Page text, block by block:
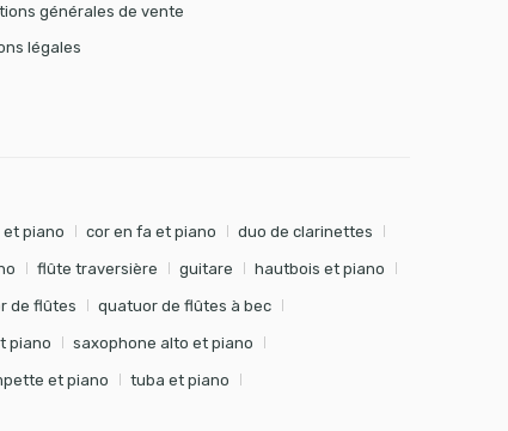
générales de vente
légales
et piano cor en fa et piano duo de clarinettes
flûte traversière guitare hautbois et piano
de flûtes quatuor de flûtes à bec
piano saxophone alto et piano
et piano tuba et piano